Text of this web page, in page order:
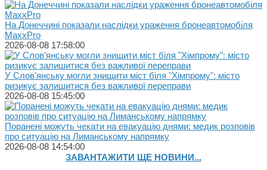
На Донеччині показали наслідки ураження бронеавтомобіля
MaxxPro
2026-08-08 17:58:00
У Слов’янську могли знищити міст біля "Хімпрому": місто
ризикує залишитися без важливої переправи
2026-08-08 15:45:00
Поранені можуть чекати на евакуацію днями: медик розповів
про ситуацію на Лиманському напрямку
2026-08-08 14:54:00
ЗАВАНТАЖИТИ ЩЕ НОВИНИ...